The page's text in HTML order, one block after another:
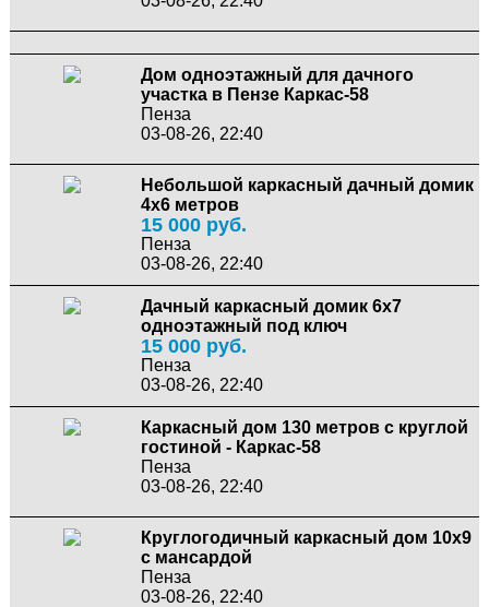
Дом одноэтажный для дачного
участка в Пензе Каркас-58
Пенза
03-08-26, 22:40
Небольшой каркасный дачный домик
4х6 метров
15 000 руб.
Пенза
03-08-26, 22:40
Дачный каркасный домик 6х7
одноэтажный под ключ
15 000 руб.
Пенза
03-08-26, 22:40
Каркасный дом 130 метров с круглой
гостиной - Каркас-58
Пенза
03-08-26, 22:40
Круглогодичный каркасный дом 10х9
с мансардой
Пенза
03-08-26, 22:40